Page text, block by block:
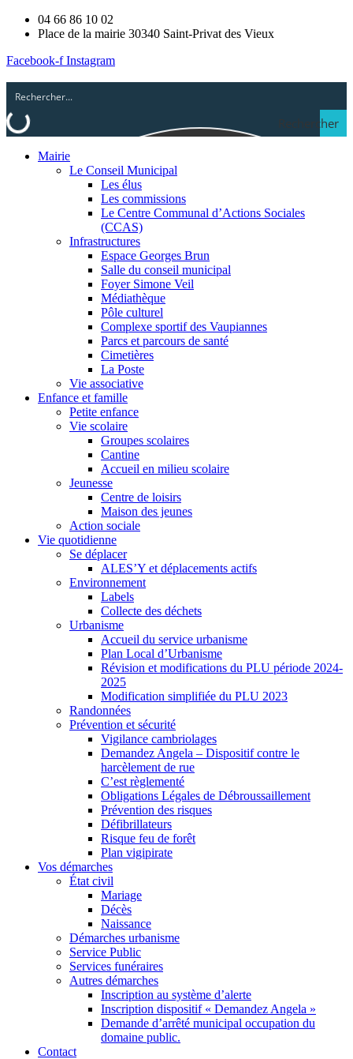
04 66 86 10 02
Place de la mairie 30340 Saint-Privat des Vieux
Facebook-f Instagram
Rechercher
Mairie
Le Conseil Municipal
Les élus
Les commissions
Le Centre Communal d’Actions Sociales
(CCAS)
Infrastructures
Espace Georges Brun
Salle du conseil municipal
Foyer Simone Veil
Médiathèque
Pôle culturel
Complexe sportif des Vaupiannes
Parcs et parcours de santé
Cimetières
La Poste
Vie associative
Enfance et famille
Petite enfance
Vie scolaire
Groupes scolaires
Cantine
Accueil en milieu scolaire
Jeunesse
Centre de loisirs
Maison des jeunes
Action sociale
Vie quotidienne
Se déplacer
ALES’Y et déplacements actifs
Environnement
Labels
Collecte des déchets
Urbanisme
Accueil du service urbanisme
Plan Local d’Urbanisme
Révision et modifications du PLU période 2024-
2025
Modification simplifiée du PLU 2023
Randonnées
Prévention et sécurité
Vigilance cambriolages
Demandez Angela – Dispositif contre le
harcèlement de rue
C’est règlementé
Obligations Légales de Débroussaillement
Prévention des risques
Défibrillateurs
Risque feu de forêt
Plan vigipirate
Vos démarches
État civil
Mariage
Décès
Naissance
Démarches urbanisme
Service Public
Services funéraires
Autres démarches
Inscription au système d’alerte
Inscription dispositif « Demandez Angela »
Demande d’arrêté municipal occupation du
domaine public.
Contact